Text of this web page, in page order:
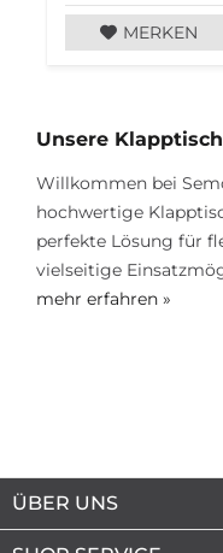
MERKEN
Unsere
Willkommen bei
hochwertige
perfekte Lösung für
vielseitige
mehr erfahren »
ÜBER UNS